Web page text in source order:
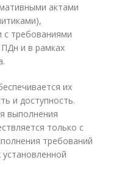
актами
с требованиями
и в рамках
их
и доступность.
выполнения
только с
требований